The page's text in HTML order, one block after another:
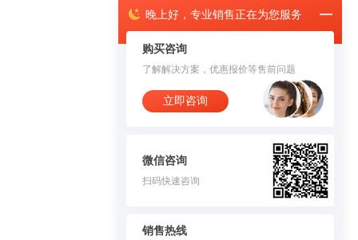
晚上好， 专业销售正在为您服务
购买咨询
了解解决方案，优惠报价等售前问题
立即咨询
微信咨询
扫码快速咨询
销售热线